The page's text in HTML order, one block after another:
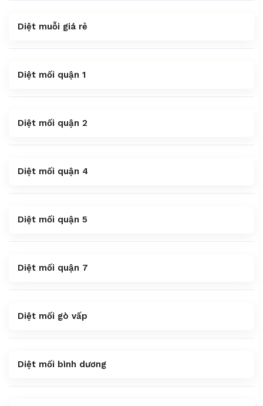
Diệt muỗi giá rẻ
Diệt mối quận 1
Diệt mối quận 2
Diệt mối quận 4
Diệt mối quận 5
Diệt mối quận 7
Diệt mối gò vấp
Diệt mối bình dương